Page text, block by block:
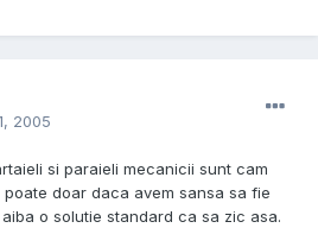
2005
si paraieli mecanicii sunt cam
doar daca avem sansa sa fie
o solutie standard ca sa zic asa.